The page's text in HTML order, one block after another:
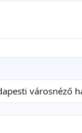
városnéző